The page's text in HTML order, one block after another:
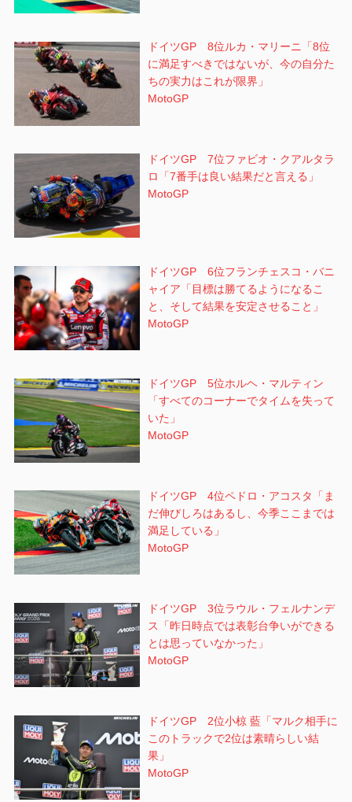
ドイツGP 8位ルカ・マリーニ「8位
に満足すべきではないが、今の自分た
ちの実力はこれが限界」
MotoGP
ドイツGP 7位ファビオ・クアルタラ
ロ「7番手は良い結果だと言える」
MotoGP
ドイツGP 6位フランチェスコ・バニ
ャイア「目標は勝てるようになるこ
と、そして結果を安定させること」
MotoGP
ドイツGP 5位ホルヘ・マルティン
「すべてのコーナーでタイムを失って
いた」
MotoGP
ドイツGP 4位ペドロ・アコスタ「ま
だ伸びしろはあるし、今季ここまでは
満足している」
MotoGP
ドイツGP 3位ラウル・フェルナンデ
ス「昨日時点では表彰台争いができる
とは思っていなかった」
MotoGP
ドイツGP 2位小椋 藍「マルク相手に
このトラックで2位は素晴らしい結
果」
MotoGP